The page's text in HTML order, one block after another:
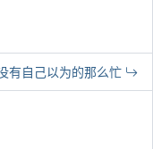
有自己以为的那么忙